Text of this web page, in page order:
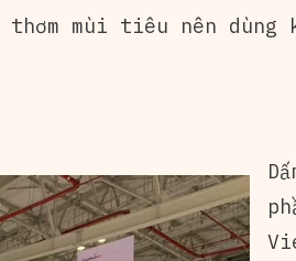
thơm mùi tiêu nên dùng